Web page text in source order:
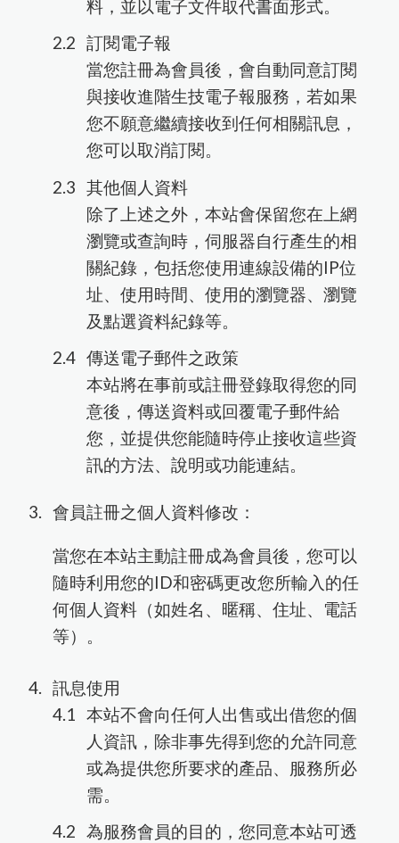
CorningSartoriusTexwipeHighQuAgilentCytivaBioRad
PCRqPCR其它其他塑膠耗材污染防治桌上型儀器其他
料，並以電子文件取代書面形式。
訂閱電子報
當您註冊為會員後，會自動同意訂閱
與接收進階生技電子報服務，若如果
您不願意繼續接收到任何相關訊息，
您可以取消訂閱。
其他個人資料
除了上述之外，本站會保留您在上網
瀏覽或查詢時，伺服器自行產生的相
關紀錄，包括您使用連線設備的IP位
址、使用時間、使用的瀏覽器、瀏覽
及點選資料紀錄等。
傳送電子郵件之政策
本站將在事前或註冊登錄取得您的同
意後，傳送資料或回覆電子郵件給
您，並提供您能隨時停止接收這些資
訊的方法、說明或功能連結。
會員註冊之個人資料修改：
當您在本站主動註冊成為會員後，您可以
隨時利用您的ID和密碼更改您所輸入的任
何個人資料（如姓名、暱稱、住址、電話
等）。
訊息使用
本站不會向任何人出售或出借您的個
人資訊，除非事先得到您的允許同意
或為提供您所要求的產品、服務所必
需。
為服務會員的目的，您同意本站可透